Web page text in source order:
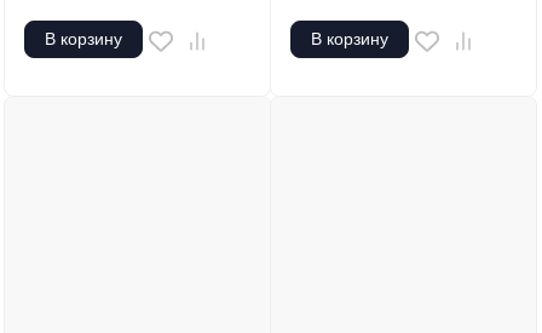
В корзину В корзину